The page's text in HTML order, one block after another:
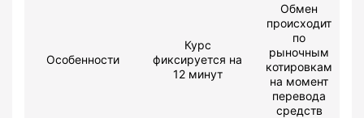
Особенности
Курс
фиксируется на
12 минут
Обмен
происходит
по
рыночным
котировкам
на момент
перевода
средств